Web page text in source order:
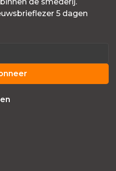
5 dagen